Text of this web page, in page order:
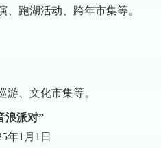
、跑湖活动、跨年市集等。
游、文化市集等。
浪派对”
年1月1日